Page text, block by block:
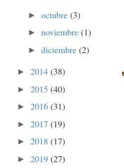
► octubre (3)
► noviembre (1)
► diciembre (2)
► 2014 (38)
► 2015 (40)
► 2016 (31)
► 2017 (19)
► 2018 (17)
► 2019 (27)